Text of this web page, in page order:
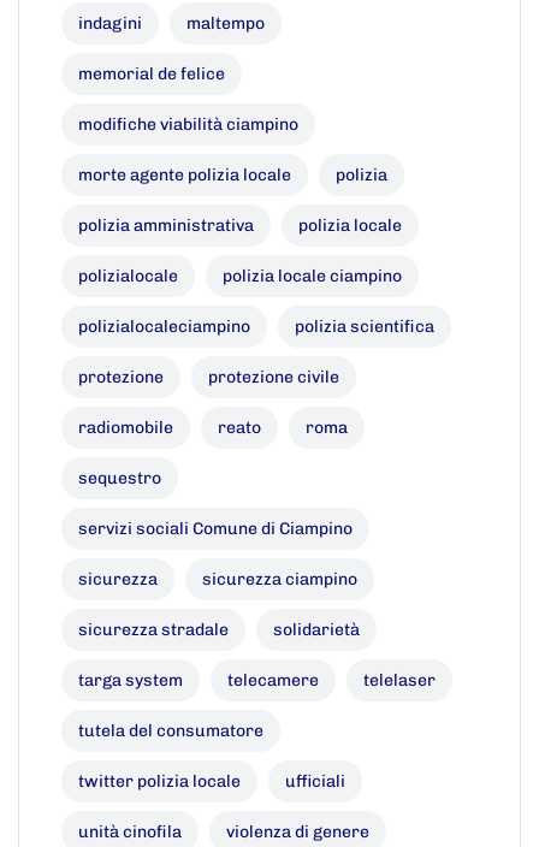
indagini maltempo
memorial de felice
modifiche viabilità ciampino
morte agente polizia locale polizia
polizia amministrativa polizia locale
polizialocale polizia locale ciampino
polizialocaleciampino polizia scientifica
protezione protezione civile
radiomobile reato roma
sequestro
servizi sociali Comune di Ciampino
sicurezza sicurezza ciampino
sicurezza stradale solidarietà
targa system telecamere telelaser
tutela del consumatore
twitter polizia locale ufficiali
unità cinofila violenza di genere